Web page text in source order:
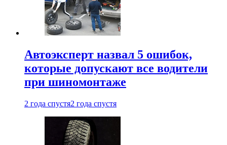
Автоэксперт назвал 5 ошибок,
которые допускают все водители
при шиномонтаже
2 года спустя2 года спустя